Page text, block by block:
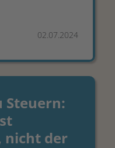
02.07.2024
Steuern:
nicht der